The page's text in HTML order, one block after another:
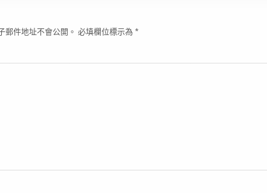
郵件地址不會公開。 必填欄位標示為 *